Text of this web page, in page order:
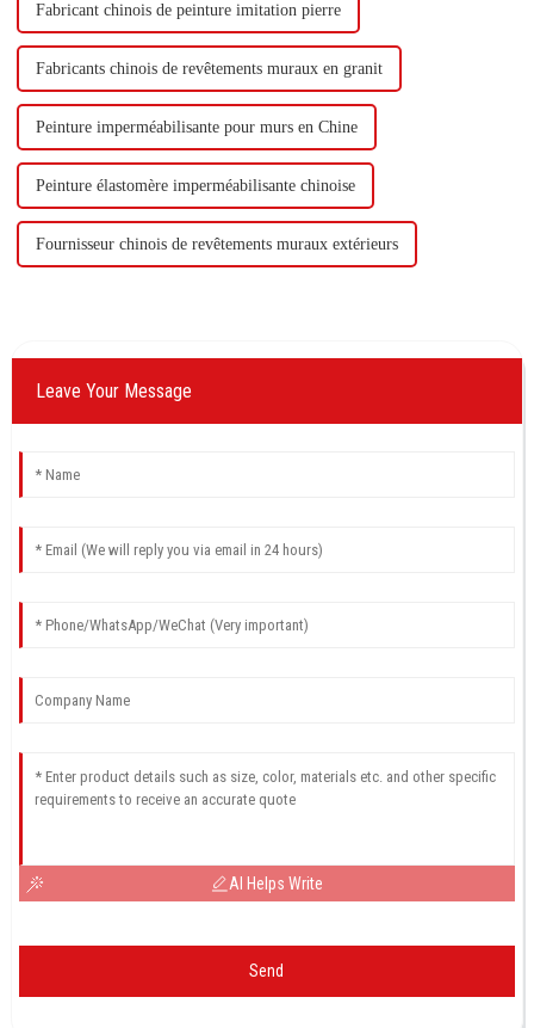
Fabricant chinois de peinture imitation pierre
Fabricants chinois de revêtements muraux en granit
Peinture imperméabilisante pour murs en Chine
Peinture élastomère imperméabilisante chinoise
Fournisseur chinois de revêtements muraux extérieurs
Leave Your Message
AI Helps Write
Send